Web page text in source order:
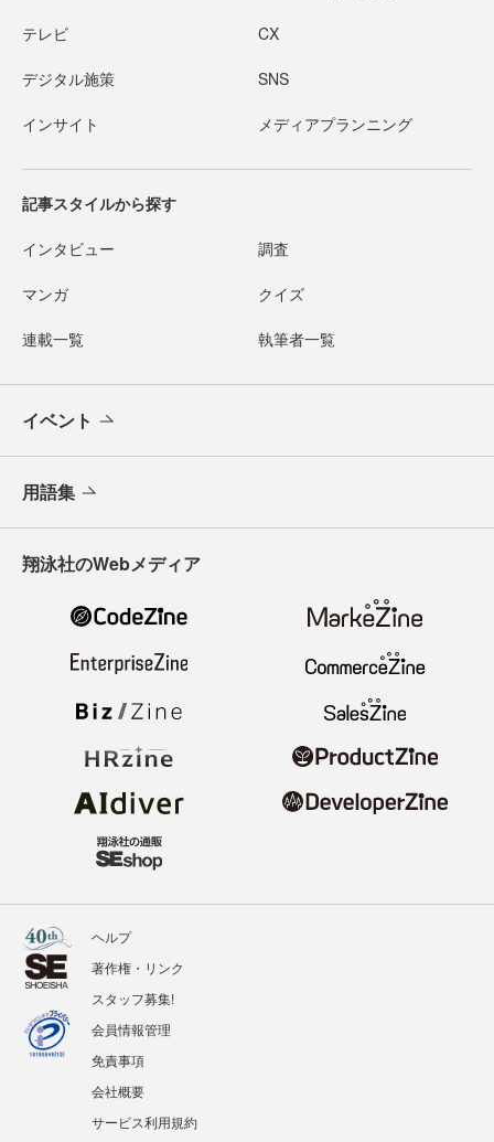
テレビ CX
デジタル施策 SNS
インサイト メディアプランニング
記事スタイルから探す
インタビュー 調査
マンガ クイズ
連載一覧 執筆者一覧
イベント
用語集
翔泳社のWebメディア
ヘルプ
著作権・リンク
スタッフ募集!
会員情報管理
免責事項
会社概要
サービス利用規約